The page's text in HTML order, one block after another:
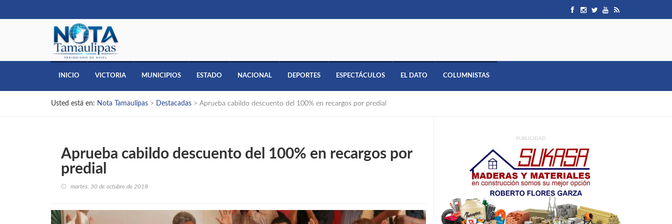
INICIO VICTORIA MUNICIPIOS ESTADO NACIONAL DEPORTES ESPECTÁCULOS EL DATO COLUMNISTAS
Usted está en: Nota Tamaulipas > Destacadas > Aprueba cabildo descuento del 100% en recargos por predial
Aprueba cabildo descuento del 100% en recargos por
predial
martes, 30 de octubre de 2018
PUBLICIDAD